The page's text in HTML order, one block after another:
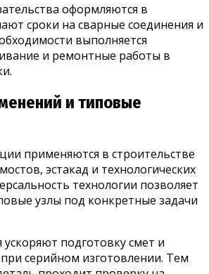
оформляются в
сроки на сварные соединения и
выполняется
и ремонтные работы в
и типовые
применяются в строительстве
эстакад и технологических
технологии позволяет
узлы под конкретные задачи
подготовку смет и
серийном изготовлении. Тем